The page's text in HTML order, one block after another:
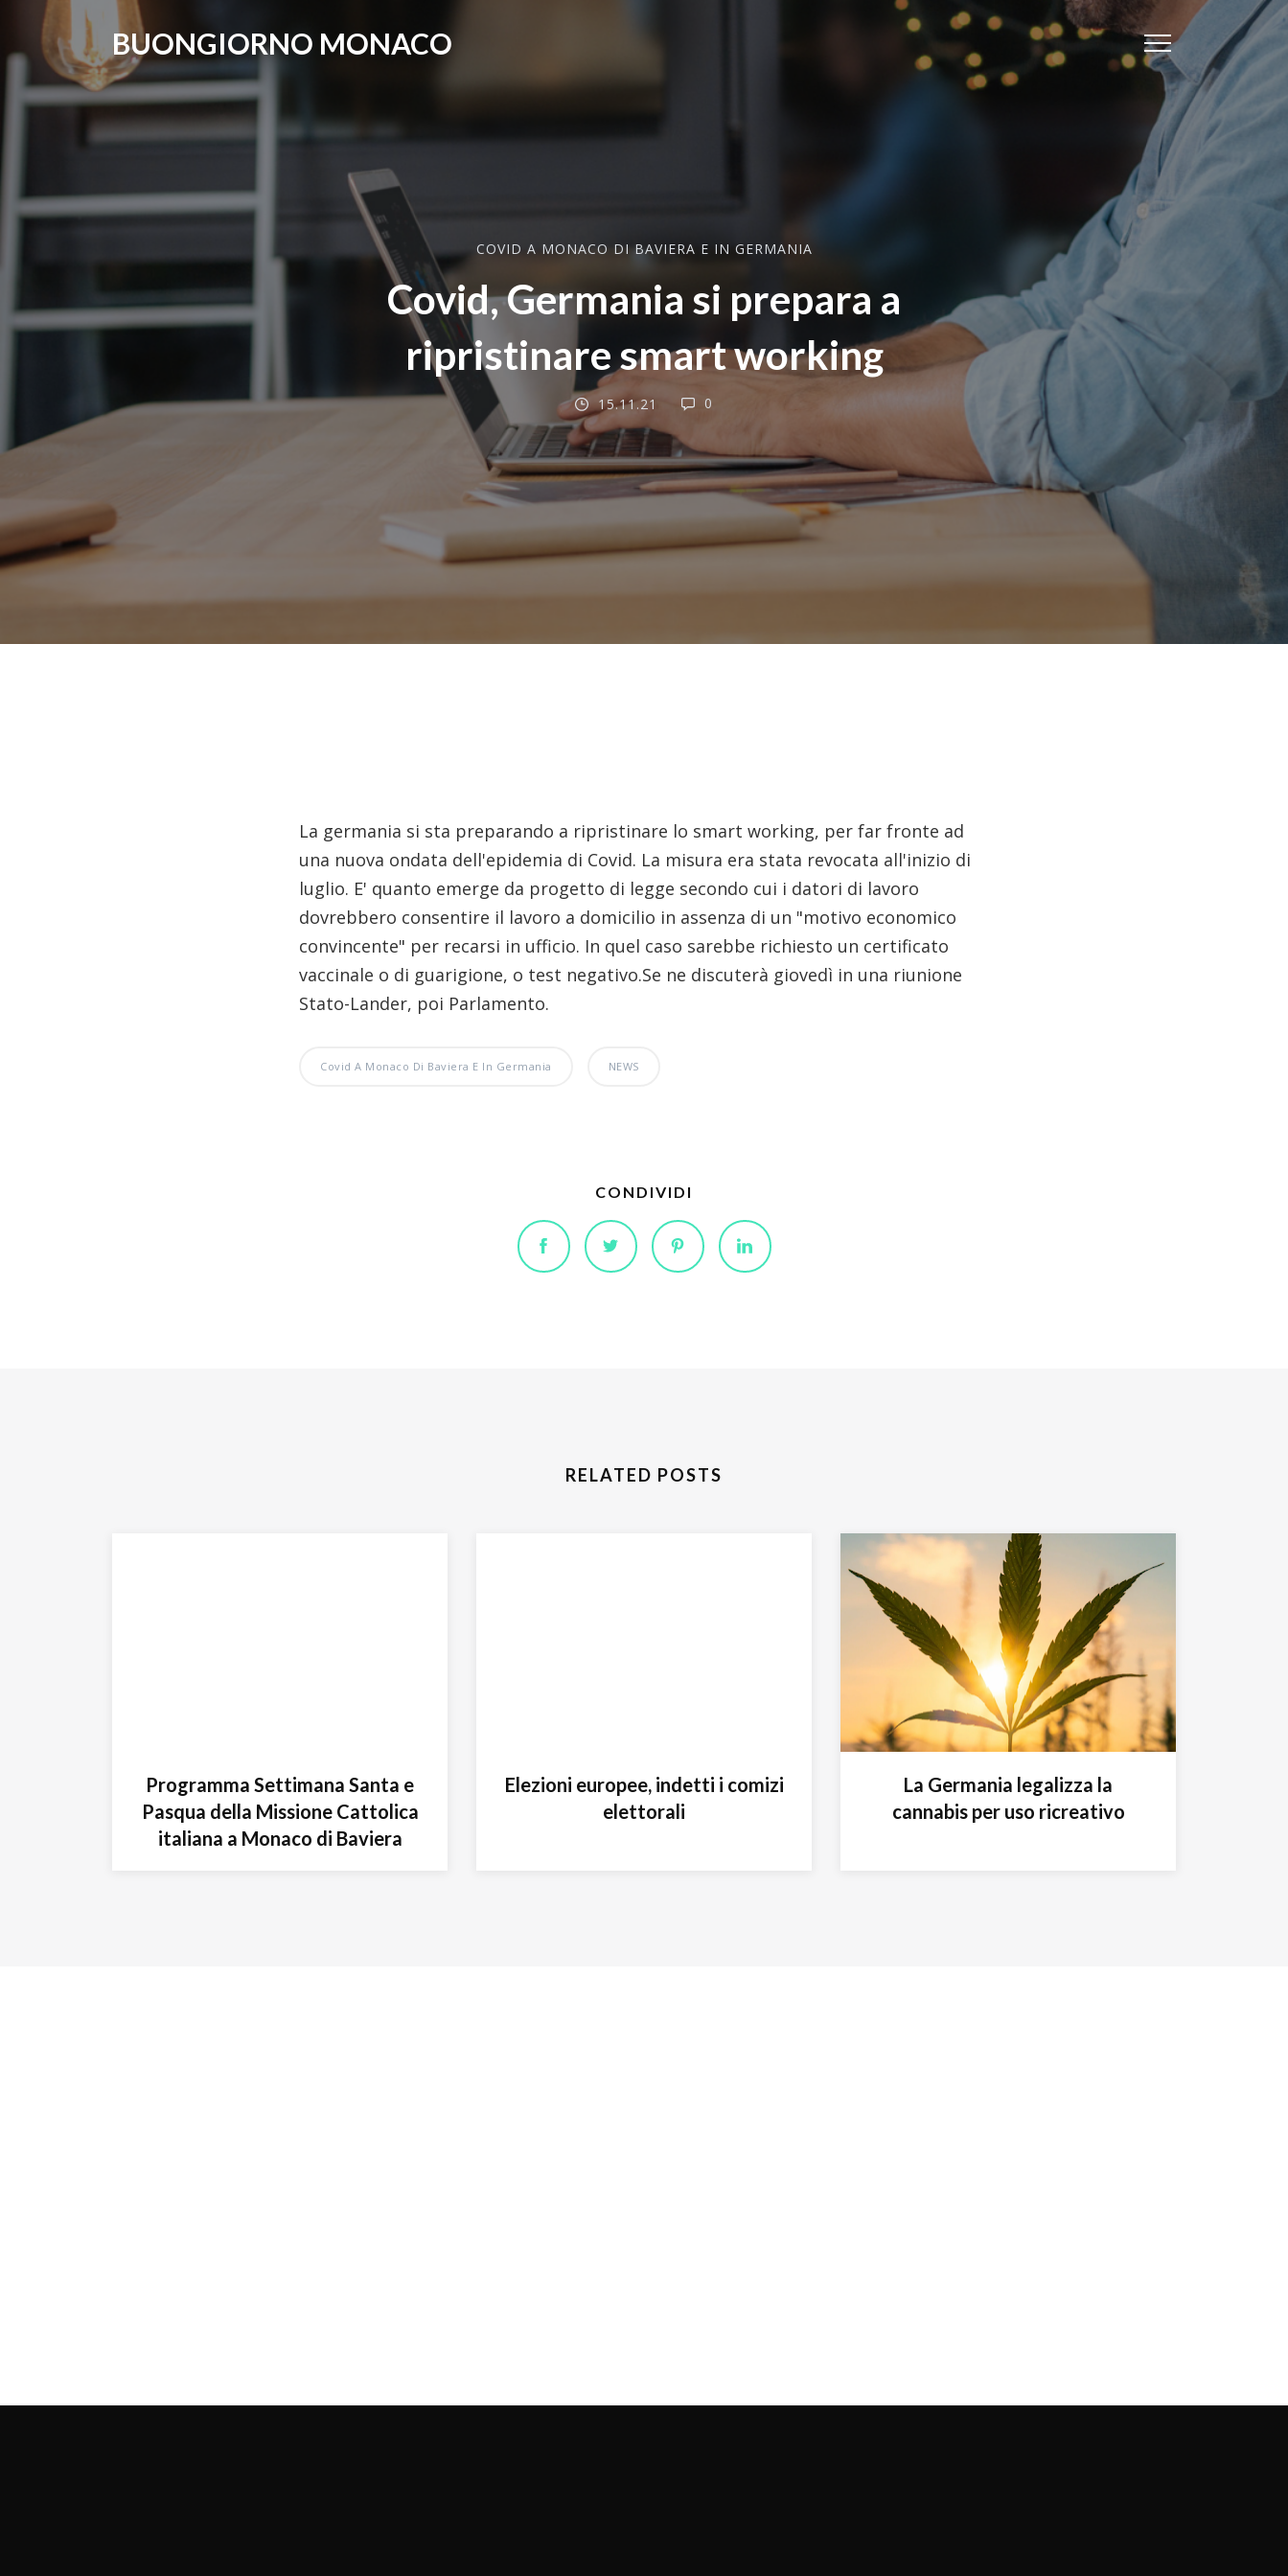
BUONGIORNO MONACO
COVID A MONACO DI BAVIERA E IN GERMANIA
Covid, Germania si prepara a
ripristinare smart working
15.11.21 0
La germania si sta preparando a ripristinare lo smart working, per far fronte ad
una nuova ondata dell'epidemia di Covid. La misura era stata revocata all'inizio di
luglio. E' quanto emerge da progetto di legge secondo cui i datori di lavoro
dovrebbero consentire il lavoro a domicilio in assenza di un "motivo economico
convincente" per recarsi in ufficio. In quel caso sarebbe richiesto un certificato
vaccinale o di guarigione, o test negativo.Se ne discuterà giovedì in una riunione
Stato-Lander, poi Parlamento.
Covid A Monaco Di Baviera E In Germania NEWS
CONDIVIDI
RELATED POSTS
Programma Settimana Santa e
Pasqua della Missione Cattolica
italiana a Monaco di Baviera
Elezioni europee, indetti i comizi
elettorali
La Germania legalizza la
cannabis per uso ricreativo